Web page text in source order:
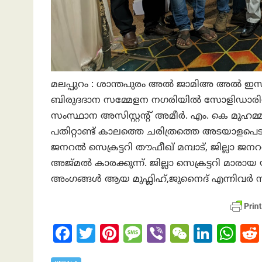
മലപ്പുറം : ശാന്തപുരം അൽ ജാമിഅ അൽ
ബിരുദദാന സമ്മേളന നഗരിയിൽ
സംസ്ഥാന അസിസ്റ്റന്റ് അമീർ. എം. കെ
പതിറ്റാണ്ട് കാലത്തെ ചരിത്രത്തെ
ജനറൽ സെക്രട്ടറി തൗഫീഖ് മമ്പാട്,
അജ്മൽ കാരക്കുന്ന്. ജില്ലാ സെക്രട്ടറി മാരായ
അംഗങ്ങൾ ആയ മുഫ്ലിഹ്,ജുനൈദ് എന്നിവർ
Fa
ce
T
Pi M Vi W Li W